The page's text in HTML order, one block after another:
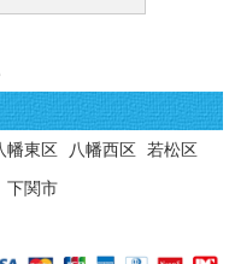
幡東区 八幡西区 若松区
下関市